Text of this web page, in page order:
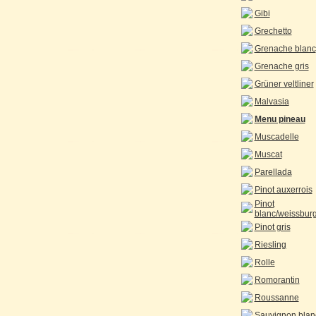
Gibi
Grechetto
Grenache blanc
Grenache gris
Grüner veltliner
Malvasia
Menu pineau
Muscadelle
Muscat
Parellada
Pinot auxerrois
Pinot
blanc/
Pinot gris
Riesling
Rolle
Romorantin
Roussanne